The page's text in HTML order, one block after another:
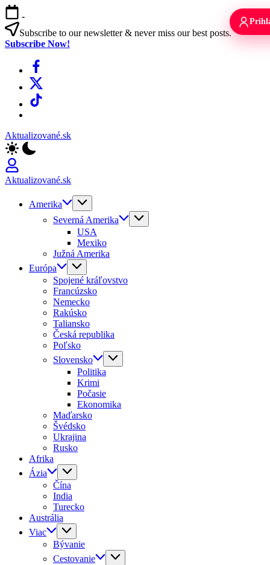
Skip
to
content
-
Subscribe to our newsletter & never miss our best posts.
Subscribe Now!
Facebook
X
TikTok
Aktualizované.sk
Aktualizované.sk
Amerika
Severná Amerika
USA
Mexiko
Južná Amerika
Európa
Spojené kráľovstvo
Francúzsko
Nemecko
Rakúsko
Taliansko
Česká republika
Poľsko
Slovensko
Politika
Krimi
Počasie
Ekonomika
Maďarsko
Švédsko
Ukrajina
Rusko
Afrika
Ázia
Čína
India
Turecko
Austrália
Viac
Bývanie
Cestovanie